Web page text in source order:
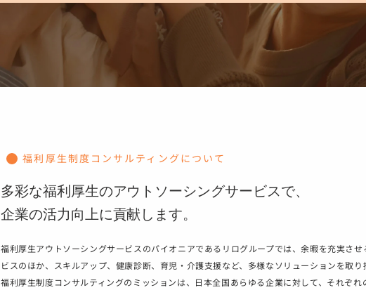
福利厚生制度コンサルティングについて
多彩な福利厚生のアウトソーシングサービスで、
企業の活力向上に貢献します。
福利厚生アウトソーシングサービスのパイオニアであるリログループでは、余暇を充実させ
ビスのほか、スキルアップ、健康診断、育児・介護支援など、多様なソリューションを取り
福利厚生制度コンサルティングのミッションは、日本全国あらゆる企業に対して、それぞれ